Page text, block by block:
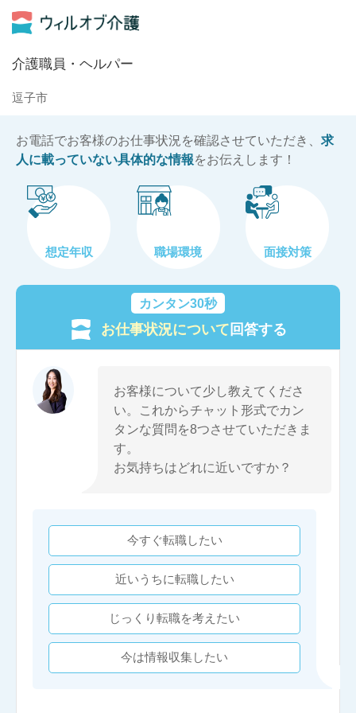
介護職員・ヘルパー
逗子市
お電話でお客様のお仕事状況を確認させていただき、 求
人に載っていない具体的な情報をお伝えします！
想定年収 職場環境 面接対策
カンタン30秒
お仕事状況について回答する
お客様について少し教えてくださ
い。これからチャット形式でカン
タンな質問を8つさせていただきま
す。
お気持ちはどれに近いですか？
今すぐ転職したい
近いうちに転職したい
じっくり転職を考えたい
今は情報収集したい